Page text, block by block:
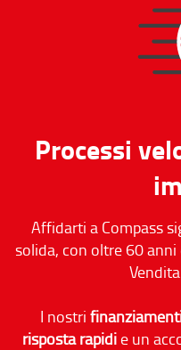
Processi
Affidarti a Compass
solida, con oltre 60
I nostri
risposta rapidie un